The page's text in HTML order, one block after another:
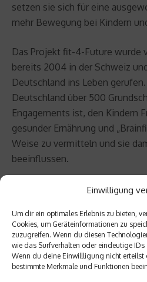
Einwilligung
Um dir ein optimales Erlebnis zu bieten,
Cookies, um Geräteinformationen zu
zuzugreifen. Wenn du diesen
wie das Surfverhalten oder eindeutige
Wenn du deine Einwillligung nicht erteilst
bestimmte Merkmale und Funktionen
setzen sie sich für eine
mehr Bewegung bei Kindern
Das Projekt fit-4-Future wurde
bereits 2004 in der Schweiz
Deutschland ins Leben
Deutschland über 500
Engagements ist, den Kindern
gesunder Ernährung und
Weise zu vermitteln und sie
beeinflussen.
Ab sofort können sich alle
Kindergesundheit durch
Ernährung beschäftigen, unter
ihre Teilnahme bewerben. Der
November 2013.